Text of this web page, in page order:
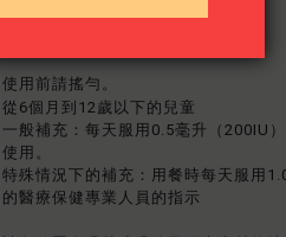
使用前請搖勻。
從6個月到12歲以下的兒童
一般補充：每天服用0.5毫升（200IU
使用。
特殊情況下的補充：用餐時每天服用
的醫療保健專業人員的指示